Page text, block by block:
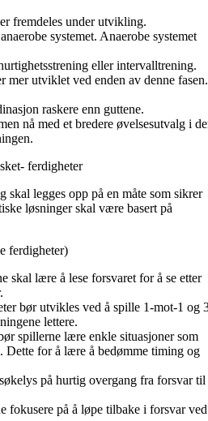
fremdeles under utvikling.
systemet. Anaerobe systemet
eller intervalltrening.
mer utviklet ved enden av denne fasen.
raskere enn guttene.
nå med et bredere øvelsesutvalg i
ferdigheter
legges opp på en måte som sikrer
løsninger skal være basert på
ferdigheter)
skal lære å lese forsvaret for å se etter
bør utvikles ved å spille 1-mot-1 og
lettere.
spillerne lære enkle situasjoner som
Dette for å lære å bedømme timing og
på hurtig overgang fra forsvar til
fokusere på å løpe tilbake i forsvar ved